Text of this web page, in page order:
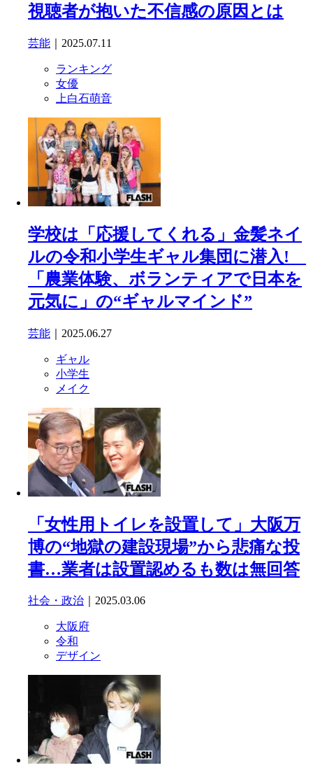
視聴者が抱いた不信感の原因とは
芸能 ｜2025.07.11
ランキング
女優
上白石萌音
学校は「応援してくれる」金髪ネイ
ルの令和小学生ギャル集団に潜入!
「農業体験、ボランティアで日本を
元気に」の“ギャルマインド”
芸能 ｜2025.06.27
ギャル
小学生
メイク
「女性用トイレを設置して」大阪万
博の“地獄の建設現場”から悲痛な投
書…業者は設置認めるも数は無回答
社会・政治 ｜2025.03.06
大阪府
令和
デザイン